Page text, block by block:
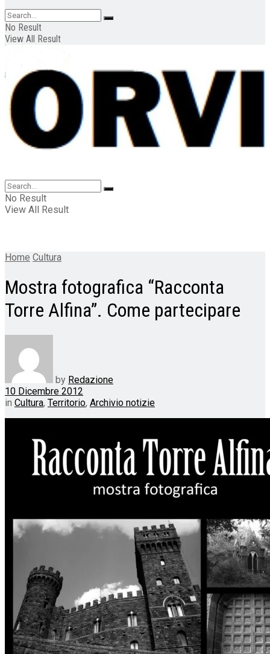
No Result
View All Result
No Result
View All Result
Home Cultura
Mostra fotografica “Racconta
Torre Alfina”. Come partecipare
by Redazione
10 Dicembre 2012
in Cultura, Territorio, Archivio notizie